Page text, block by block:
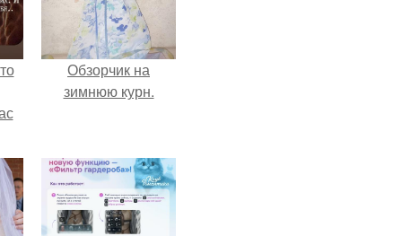
в
Обзорчик на
зимнюю курн.